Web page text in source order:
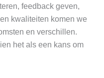
feedback geven,
kwaliteiten komen we
en verschillen.
het als een kans om